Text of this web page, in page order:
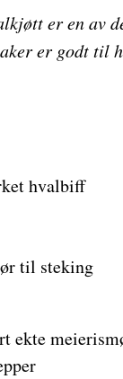
er en av
er godt til
hvalbiff
til steking
ekte